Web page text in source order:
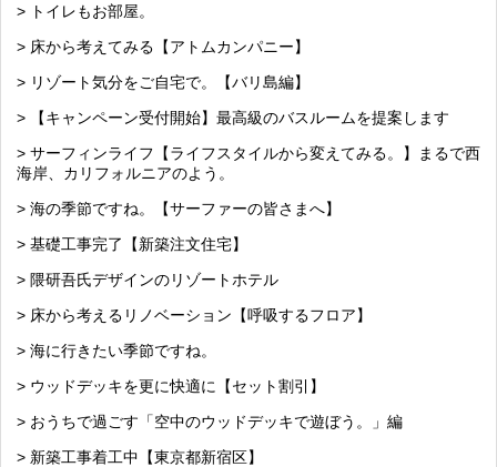
> トイレもお部屋。
> 床から考えてみる【アトムカンパニー】
> リゾート気分をご自宅で。【バリ島編】
> 【キャンペーン受付開始】最高級のバスルームを提案します
> サーフィンライフ【ライフスタイルから変えてみる。】まるで西
海岸、カリフォルニアのよう。
> 海の季節ですね。【サーファーの皆さまへ】
> 基礎工事完了【新築注文住宅】
> 隈研吾氏デザインのリゾートホテル
> 床から考えるリノベーション【呼吸するフロア】
> 海に行きたい季節ですね。
> ウッドデッキを更に快適に【セット割引】
> おうちで過ごす「空中のウッドデッキで遊ぼう。」編
> 新築工事着工中【東京都新宿区】